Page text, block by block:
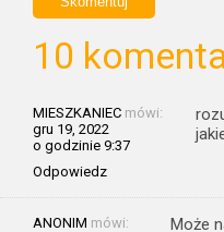
10
MIESZKANIEC mówi:
gru 19, 2022
o godzinie 9:37
Odpowiedz
ANONIM mówi:
Może